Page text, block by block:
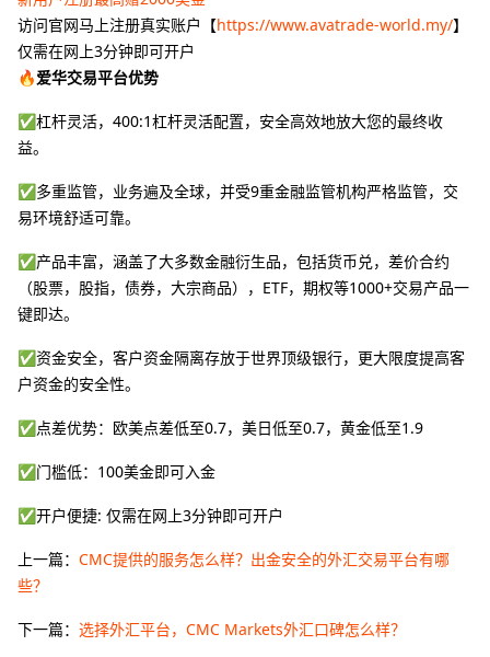
访问官网马上注册真实账户【https://www.avatrade-world.my/】
仅需在网上3分钟即可开户
🔥爱华交易平台优势
✅杠杆灵活，400:1杠杆灵活配置，安全高效地放大您的最终收
益。
✅多重监管，业务遍及全球，并受9重金融监管机构严格监管，交
易环境舒适可靠。
✅产品丰富，涵盖了大多数金融衍生品，包括货币兑，差价合约
（股票，股指，债券，大宗商品），ETF，期权等1000+交易产品一
键即达。
✅资金安全，客户资金隔离存放于世界顶级银行，更大限度提高客
户资金的安全性。
✅点差优势：欧美点差低至0.7，美日低至0.7，黄金低至1.9
✅门槛低：100美金即可入金
✅开户便捷: 仅需在网上3分钟即可开户
上一篇： CMC提供的服务怎么样？出金安全的外汇交易平台有哪
些？
下一篇： 选择外汇平台，CMC Markets外汇口碑怎么样？